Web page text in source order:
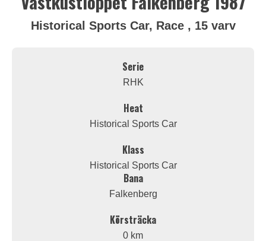
Historical Sports Car, Race , 15 varv
Serie
RHK
Heat
Historical Sports Car
Klass
Historical Sports Car
Bana
Falkenberg
Körsträcka
0 km